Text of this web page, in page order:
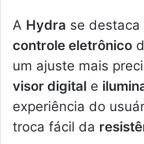
A Hydra se destaca
controle eletrônico
um ajuste mais
visor digital e
experiência do
troca fácil da